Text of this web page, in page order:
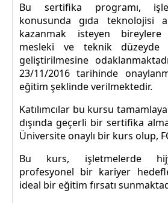
Bu sertifika programı,
konusunda gıda teknolojisi
kazanmak isteyen
mesleki ve teknik düzeyde
geliştirilmesine
23/11/2016 tarihinde
eğitim şeklinde verilmektedir.
Katılımcılar bu kursu
dışında geçerli bir sertifika
Üniversite onaylı bir kurs olup,
Bu kurs, işletmelerde
profesyonel bir kariyer
ideal bir eğitim fırsatı